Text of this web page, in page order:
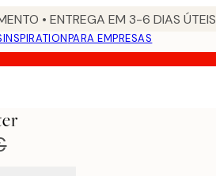
• ENTREGA EM 3-6 DIAS ÚTEIS
INSPIRATIONPARA EMPRESAS